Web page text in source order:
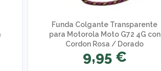
Funda Colgante Transparente
para Motorola Moto G72 4G con
Cordon Rosa / Dorado
9,95 €